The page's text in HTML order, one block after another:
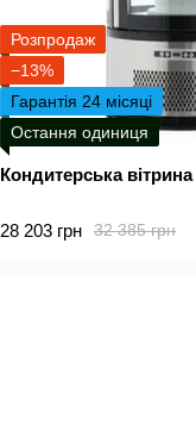
Розпродаж
−13%
Гарантія 24 місяці
Остання одиниця
Кондитерська
32 385 грн
28 203 грн